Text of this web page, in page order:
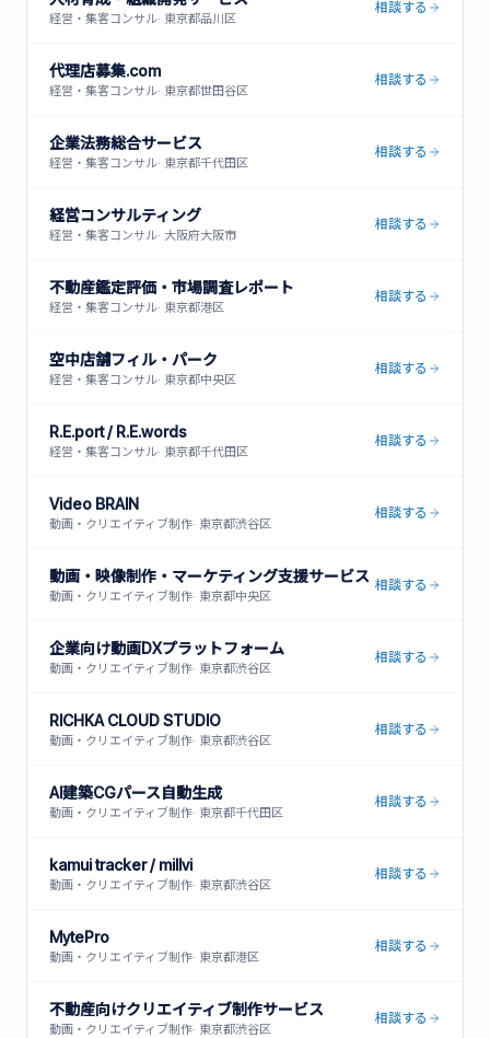
経営・集客コンサル· 東京都品川区
相談する
代理店募集.com
経営・集客コンサル· 東京都世田谷区
相談する
企業法務総合サービス
経営・集客コンサル· 東京都千代田区
相談する
経営コンサルティング
経営・集客コンサル· 大阪府大阪市
相談する
不動産鑑定評価・市場調査レポート
経営・集客コンサル· 東京都港区
相談する
空中店舗フィル・パーク
経営・集客コンサル· 東京都中央区
相談する
R.E.port / R.E.words
経営・集客コンサル· 東京都千代田区
相談する
Video BRAIN
動画・クリエイティブ制作· 東京都渋谷区
相談する
動画・映像制作・マーケティング支援サービス
動画・クリエイティブ制作· 東京都中央区
相談する
企業向け動画DXプラットフォーム
動画・クリエイティブ制作· 東京都渋谷区
相談する
RICHKA CLOUD STUDIO
動画・クリエイティブ制作· 東京都渋谷区
相談する
AI建築CGパース自動生成
動画・クリエイティブ制作· 東京都千代田区
相談する
kamui tracker / millvi
動画・クリエイティブ制作· 東京都渋谷区
相談する
MytePro
動画・クリエイティブ制作· 東京都港区
相談する
不動産向けクリエイティブ制作サービス
動画・クリエイティブ制作· 東京都渋谷区
相談する